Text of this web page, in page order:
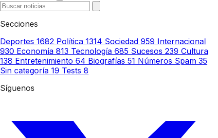
Secciones
Deportes 1682 Política 1314 Sociedad 959 Internacional
930 Economía 813 Tecnología 685 Sucesos 239 Cultura
138 Entretenimiento 64 Biografías 51 Números Spam 35
Sin categoría 19 Tests 8
Síguenos